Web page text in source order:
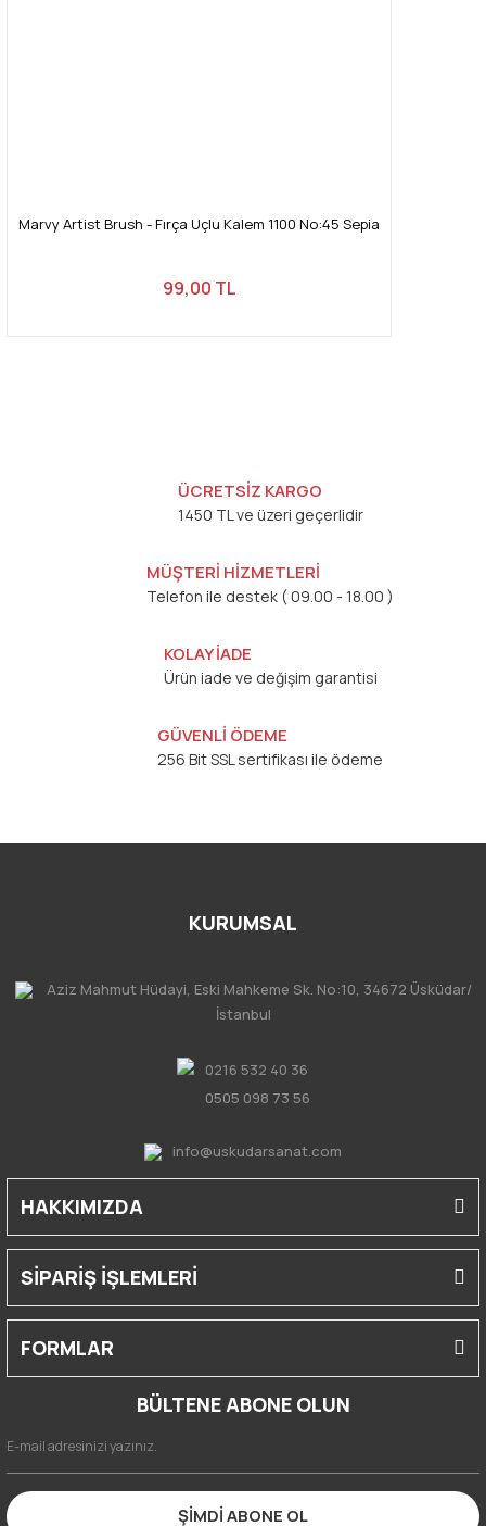
Marvy Artist Brush - Fırça Uçlu Kalem 1100 No:45 Sepia
99,00 TL
ÜCRETSİZ KARGO
1450 TL ve üzeri geçerlidir
MÜŞTERİ HİZMETLERİ
Telefon ile destek ( 09.00 - 18.00 )
KOLAY İADE
Ürün iade ve değişim garantisi
GÜVENLİ ÖDEME
256 Bit SSL sertifikası ile ödeme
KURUMSAL
Aziz Mahmut Hüdayi, Eski Mahkeme Sk. No:10, 34672 Üsküdar/
İstanbul
0216 532 40 36
0505 098 73 56
info@uskudarsanat.com
HAKKIMIZDA
SİPARİŞ İŞLEMLERİ
FORMLAR
BÜLTENE ABONE OLUN
ŞİMDİ ABONE OL